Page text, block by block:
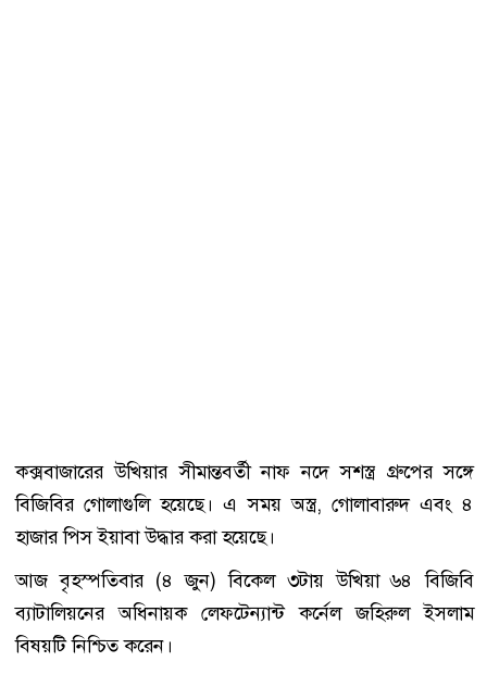
কক্সবাজারের উখিয়ার সীমান্তবর্তী নাফ নদে সশস্ত্র গ্রুপের সঙ্গে
বিজিবির গোলাগুলি হয়েছে। এ সময় অস্ত্র, গোলাবারুদ এবং ৪
হাজার পিস ইয়াবা উদ্ধার করা হয়েছে।
আজ বৃহস্পতিবার (৪ জুন) বিকেল ৩টায় উখিয়া ৬৪ বিজিবি
ব্যাটালিয়নের অধিনায়ক লেফটেন্যান্ট কর্নেল জহিরুল ইসলাম
বিষয়টি নিশ্চিত করেন।